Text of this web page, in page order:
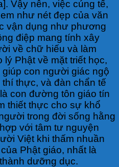
Vậy nên, việc cúng tế,
như nét đẹp của văn
vận dụng như phương
điệp mang tính xây
về chữ hiếu và làm
Phật về mặt triết học,
con người giác ngộ
thực, và đàn chẩn tế
con đường tôn giáo tín
thiết thực cho sự khổ
trong đời sống hằng
với tâm tư nguyện
Việt khi thấm nhuần
Phật giáo, nhất là
dưỡng dục.